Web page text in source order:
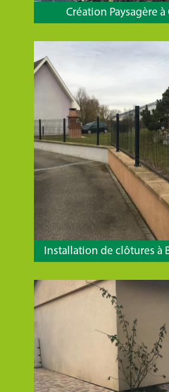
Création Paysagère à
Installation de clôtures à